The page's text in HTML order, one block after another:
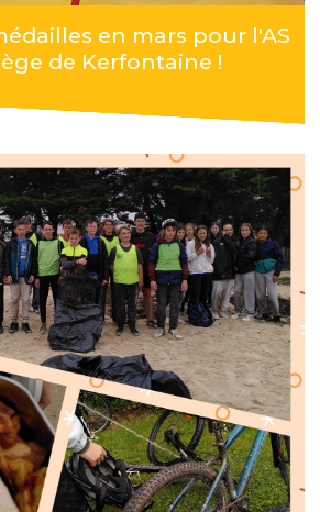
en mars pour l'AS
de Kerfontaine !